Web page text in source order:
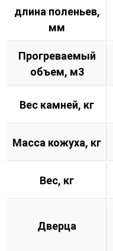
длина поленьев,
мм
Прогреваемый
объем, м3
Вес камней, кг
Масса кожуха, кг
Вес, кг
Дверца